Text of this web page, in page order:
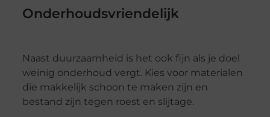
Onderhoudsvriendelijk
Naast duurzaamheid is het ook fijn als je doel
weinig onderhoud vergt. Kies voor materialen
die makkelijk schoon te maken zijn en
bestand zijn tegen roest en slijtage.